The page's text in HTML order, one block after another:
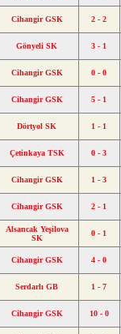
Cihangir GSK 2 - 2
Gönyeli SK 3 - 1
Cihangir GSK 0 - 0
Cihangir GSK 5 - 1
Dörtyol SK 1 - 1
Çetinkaya TSK 0 - 3
Cihangir GSK 1 - 3
Cihangir GSK 2 - 1
Alsancak Yeşilova
SK
0 - 1
Cihangir GSK 4 - 0
Serdarlı GB 1 - 7
Cihangir GSK 10 - 0